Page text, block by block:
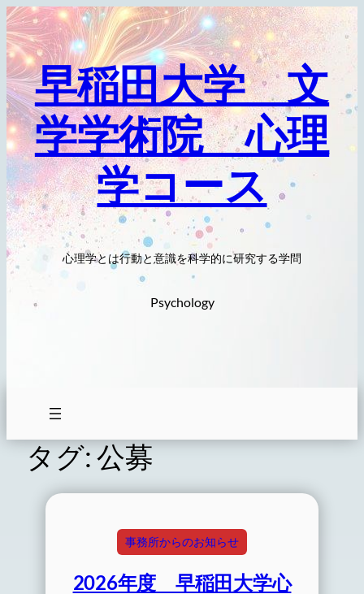
内
容
を
ス
キ
ッ
プ
早稲田大学 文
学学術院 心理
学コース
心理学とは行動と意識を科学的に研究する学問
Psychology
タグ:公募
事務所からのお知らせ
2026年度 早稲田大学心